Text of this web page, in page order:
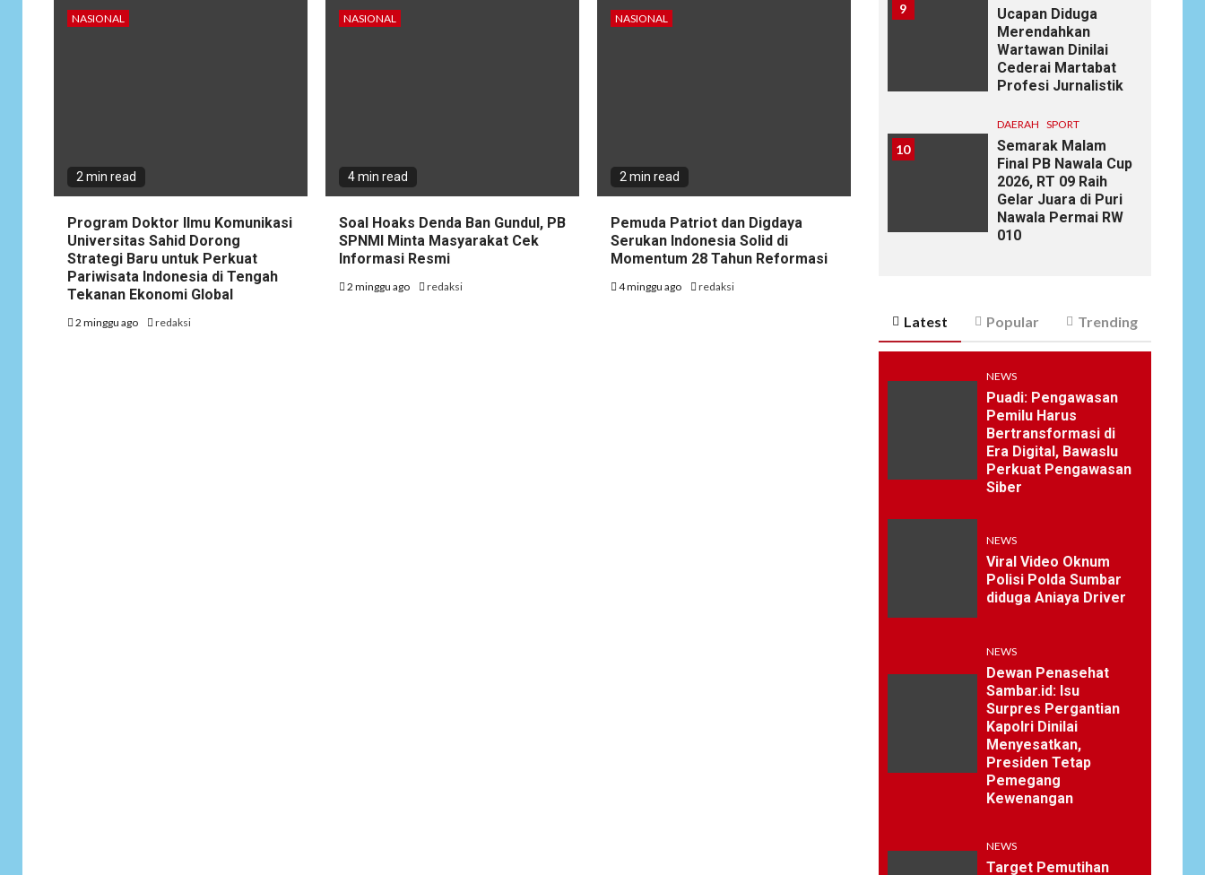
NASIONAL
2 min read
Program Doktor Ilmu Komunikasi
Universitas Sahid Dorong
Strategi Baru untuk Perkuat
Pariwisata Indonesia di Tengah
Tekanan Ekonomi Global
2 minggu ago redaksi
NASIONAL
4 min read
Soal Hoaks Denda Ban Gundul, PB
SPNMI Minta Masyarakat Cek
Informasi Resmi
2 minggu ago redaksi
NASIONAL
2 min read
Pemuda Patriot dan Digdaya
Serukan Indonesia Solid di
Momentum 28 Tahun Reformasi
4 minggu ago redaksi
9
Ucapan Diduga
Merendahkan
Wartawan Dinilai
Cederai Martabat
Profesi Jurnalistik
10
DAERAH SPORT
Semarak Malam
Final PB Nawala Cup
2026, RT 09 Raih
Gelar Juara di Puri
Nawala Permai RW
010
Latest Popular Trending
NEWS
Puadi: Pengawasan
Pemilu Harus
Bertransformasi di
Era Digital, Bawaslu
Perkuat Pengawasan
Siber
NEWS
Viral Video Oknum
Polisi Polda Sumbar
diduga Aniaya Driver
NEWS
Dewan Penasehat
Sambar.id: Isu
Surpres Pergantian
Kapolri Dinilai
Menyesatkan,
Presiden Tetap
Pemegang
Kewenangan
NEWS
Target Pemutihan